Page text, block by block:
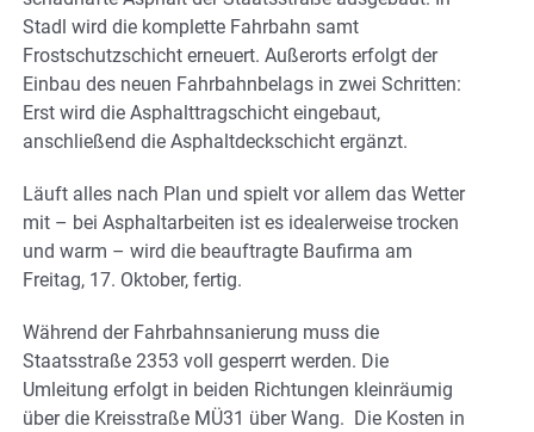
Stadl wird die komplette Fahrbahn samt
Frostschutzschicht erneuert. Außerorts erfolgt der
Einbau des neuen Fahrbahnbelags in zwei Schritten:
Erst wird die Asphalttragschicht eingebaut,
anschließend die Asphaltdeckschicht ergänzt.
Läuft alles nach Plan und spielt vor allem das Wetter
mit – bei Asphaltarbeiten ist es idealerweise trocken
und warm – wird die beauftragte Baufirma am
Freitag, 17. Oktober, fertig.
Während der Fahrbahnsanierung muss die
Staatsstraße 2353 voll gesperrt werden. Die
Umleitung erfolgt in beiden Richtungen kleinräumig
über die Kreisstraße MÜ31 über Wang. Die Kosten in